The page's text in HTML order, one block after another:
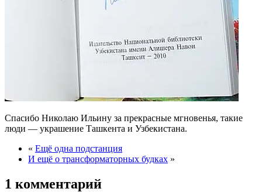
Спасибо Николаю Ильину за прекрасные мгновенья, такие
люди — украшение Ташкента и Узбекистана.
« Ещё одна подстанция
И ещё о трансформаторных будках »
1 комментарий